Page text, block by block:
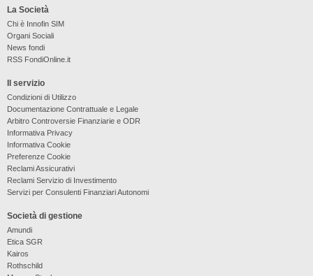
La Società
Chi è Innofin SIM
Organi Sociali
News fondi
RSS FondiOnline.it
Il servizio
Condizioni di Utilizzo
Documentazione Contrattuale e Legale
Arbitro Controversie Finanziarie e ODR
Informativa Privacy
Informativa Cookie
Preferenze Cookie
Reclami Assicurativi
Reclami Servizio di Investimento
Servizi per Consulenti Finanziari Autonomi
Società di gestione
Amundi
Etica SGR
Kairos
Rothschild